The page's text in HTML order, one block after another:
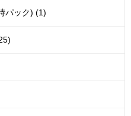
パック) (1)